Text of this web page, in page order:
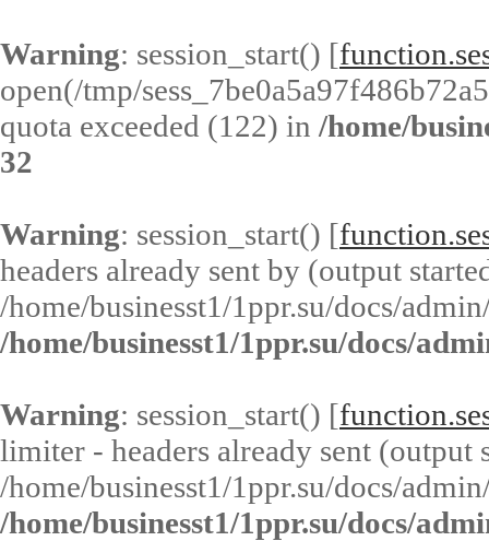
Warning: session_start() [
open(/tmp/
quota exceeded (122) in /home/
32
Warning: session_start() [
headers already sent by (output
/home/businesst1/1ppr.su/docs/
/home/businesst1/1ppr.su/docs/
Warning: session_start() [
limiter - headers already sent (output
/home/businesst1/1ppr.su/docs/
/home/businesst1/1ppr.su/docs/